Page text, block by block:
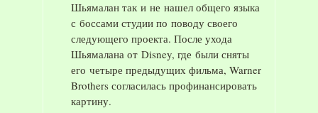
Шьямалан так и не нашел общего языка
с боссами студии по поводу своего
следующего проекта. После ухода
Шьямалана от Disney, где были сняты
его четыре предыдущих фильма, Warner
Brothers согласилась профинансировать
картину.